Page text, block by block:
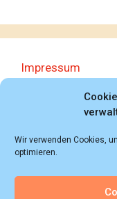
Wir verwenden Cookies,
optimieren.
Impressum